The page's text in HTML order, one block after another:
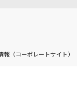
報（コーポレートサイト）